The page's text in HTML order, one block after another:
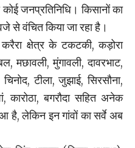
जनप्रतिनिधि। किसानों का
से वंचित किया जा रहा है।
क्षेत्र के टकटकी, कड़ोरा
मछावली, मुंगावली, दावरभाट,
टीला, जुझाई, सिरसौना,
कारोठा, बगरौदा सहित अनेक
है, लेकिन इन गांवों का सर्वे अब